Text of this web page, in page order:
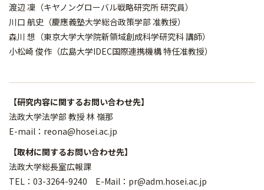
渡辺 凜（キヤノングローバル戦略研究所 研究員）
川口 航史（慶應義塾大学総合政策学部 准教授）
森川 想（東京大学大学院新領域創成科学研究科 講師）
小松崎 俊作（広島大学IDEC国際連携機構 特任准教授）
【研究内容に関するお問い合わせ先】
法政大学法学部 教授 林 嶺那
E-mail：reona@hosei.ac.jp
【取材に関するお問い合わせ先】
法政大学総長室広報課
TEL：03-3264-9240 E-Mail：pr@adm.hosei.ac.jp